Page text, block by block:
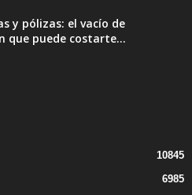
y pólizas: el vacío de
que puede costarte...
10845
6985